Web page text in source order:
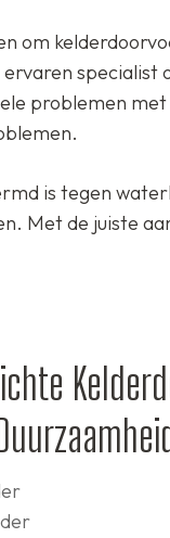
om
problemen
is tegen
Met de juiste